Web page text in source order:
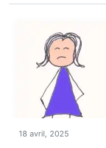
18 avril, 2025